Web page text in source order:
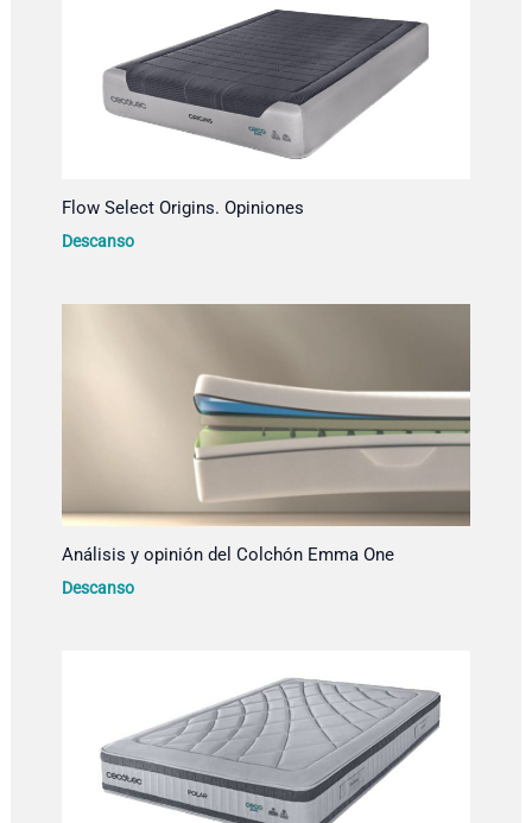
Flow Select Origins. Opiniones
Descanso
Análisis y opinión del Colchón Emma One
Descanso